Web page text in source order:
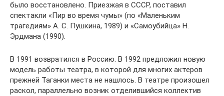
было восстановлено. Приезжая в СССР, поставил
спектакли «Пир во время чумы» (по «Маленьким
трагедиям» А. С. Пушкина, 1989) и «Самоубийца» Н.
Эрдмана (1990).
В 1991 возвратился в Россию. В 1992 предложил новую
модель работы театра, в которой для многих актеров
прежней Таганки места не нашлось. В театре произошел
раскол, параллельно возник отделившийся коллектив